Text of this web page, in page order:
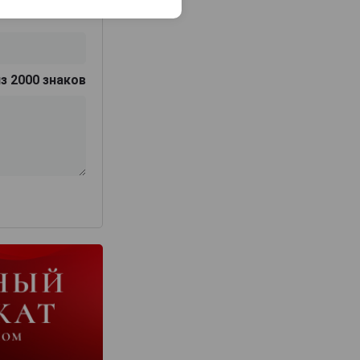
2000 знаков